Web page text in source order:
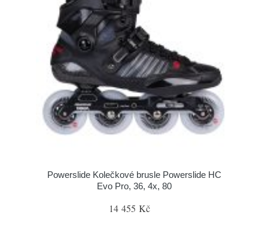
Powerslide Kolečkové brusle Powerslide HC
Evo Pro, 36, 4x, 80
14 455 Kč